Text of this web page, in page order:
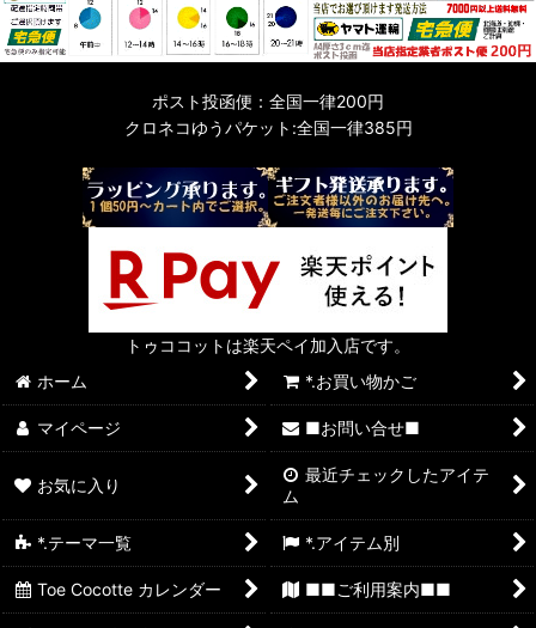
ポスト投函便：全国一律200円
クロネコゆうパケット:全国一律385円
トゥココットは楽天ペイ加入店です。
ホーム
*.お買い物かご
マイページ ■お問い合せ■
お気に入り
最近チェックしたアイテ
ム
*.テーマ一覧 *.アイテム別
Toe Cocotte カレンダー ■■ご利用案内■■